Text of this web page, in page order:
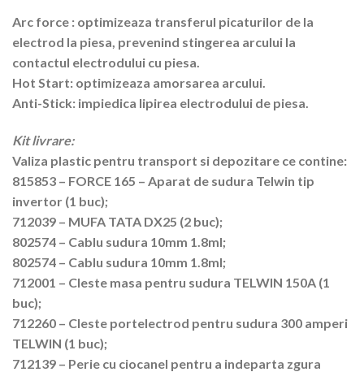
Arc force : optimizeaza transferul picaturilor de la
electrod la piesa, prevenind stingerea arcului la
contactul electrodului cu piesa.
Hot Start: optimizeaza amorsarea arcului.
Anti-Stick: impiedica lipirea electrodului de piesa.
Kit livrare:
Valiza plastic pentru transport si depozitare ce contine:
815853 – FORCE 165 – Aparat de sudura Telwin tip
invertor (1 buc);
712039 – MUFA TATA DX25 (2 buc);
802574 – Cablu sudura 10mm 1.8ml;
802574 – Cablu sudura 10mm 1.8ml;
712001 – Cleste masa pentru sudura TELWIN 150A (1
buc);
712260 – Cleste portelectrod pentru sudura 300 amperi
TELWIN (1 buc);
712139 – Perie cu ciocanel pentru a indeparta zgura